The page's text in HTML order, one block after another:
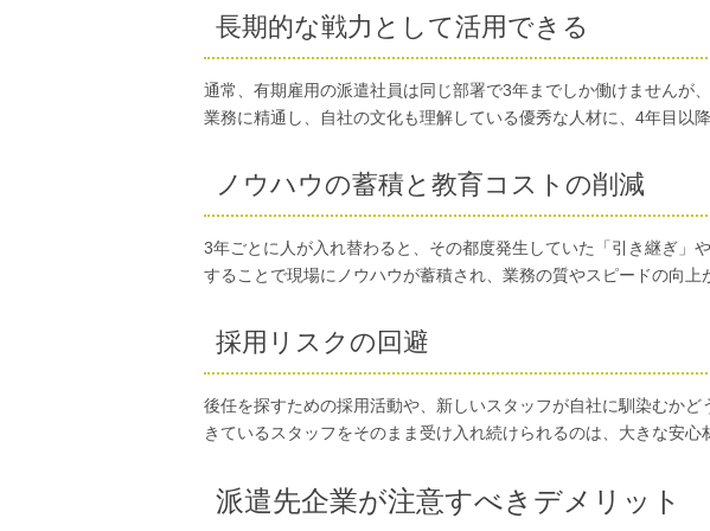
長期的な戦力として活用できる
通常、有期雇用の派遣社員は同じ部署で3年までしか働けませんが
業務に精通し、自社の文化も理解している優秀な人材に、4年目以
ノウハウの蓄積と教育コストの削減
3年ごとに人が入れ替わると、その都度発生していた「引き継ぎ」
することで現場にノウハウが蓄積され、業務の質やスピードの向上
採用リスクの回避
後任を探すための採用活動や、新しいスタッフが自社に馴染むか
きているスタッフをそのまま受け入れ続けられるのは、大きな安心
派遣先企業が注意すべきデメリット